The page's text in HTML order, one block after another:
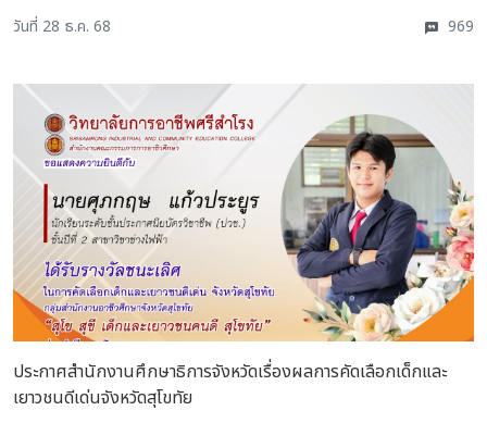
วันที่ 28 ธ.ค. 68 969
ประกาศสำนักงานศึกษาธิการจังหวัดเรื่องผลการคัดเลือกเด็กและ
เยาวชนดีเด่นจังหวัดสุโขทัย